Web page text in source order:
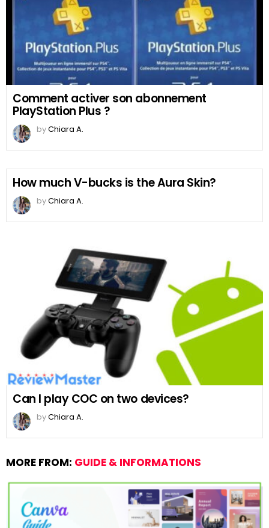
Comment activer son abonnement
PlayStation Plus ?
byChiara A.
How much V-bucks is the Aura Skin?
byChiara A.
Can I play COC on two devices?
byChiara A.
MORE FROM: GUIDE & INFORMATIONS